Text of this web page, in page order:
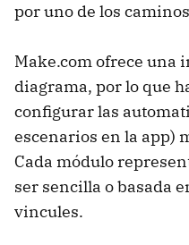
por uno de los
Make.com ofrece una
diagrama, por lo que
configurar las
escenarios en la app)
Cada módulo
ser sencilla o basada
vincules.